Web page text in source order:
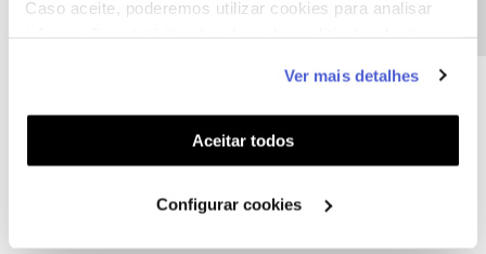
Caso aceite, poderemos utilizar cookies para analisar
funcionalidades (cookies de personalização e
funcionalidade) e adaptar anúncios aos seus interesses
(cookies de publicidade personalizada). Pode gerir a
utilização dos cookies clicando em "Configurar
Ver mais detalhes
Aceitar todos
Configurar cookies
só então poder exercer o direito de rescisão sem custos.
Joana Georgina Pereira Vilela